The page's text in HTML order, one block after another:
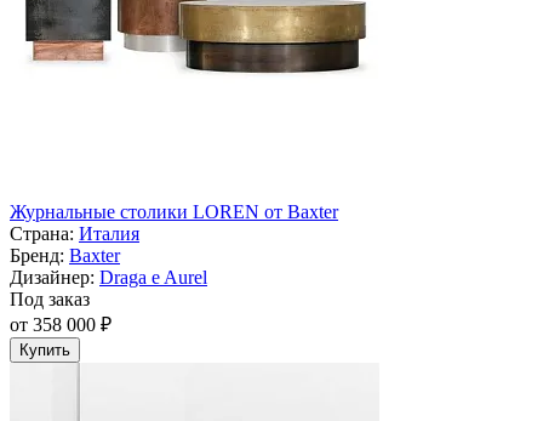
Журнальные столики LOREN от Baxter
Страна: Италия
Бренд: Baxter
Дизайнер: Draga e Aurel
Под заказ
от 358 000 ₽
Купить